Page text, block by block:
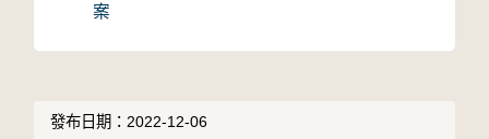
案
發布日期：2022-12-06